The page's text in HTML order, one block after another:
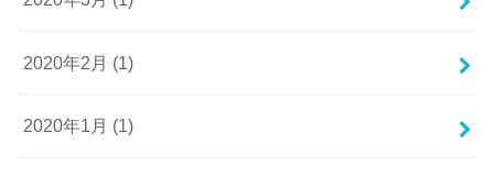
2020年2月 (1)
2020年1月 (1)